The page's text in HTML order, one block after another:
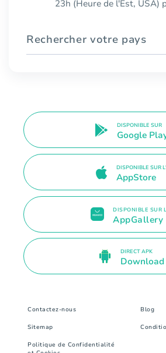
23h (Heure de l'Est, USA)
Rechercher votre pays
DISPONIBLE SUR
Google
DISPONIBLE SUR L'
AppStore
DISPONIBLE SUR
AppGallery
DIRECT APK
Download
Contactez-nous Blog
Sitemap
Politique de Confidentialité